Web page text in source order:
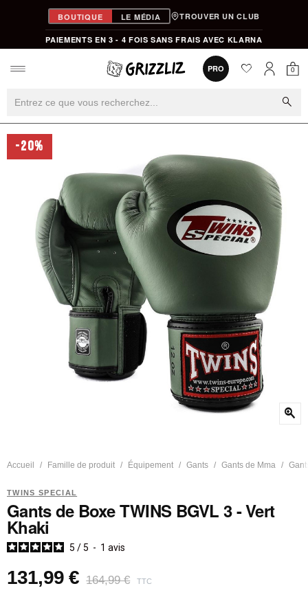
BOUTIQUE LE MÉDIA TROUVER UN CLUB
PAIEMENTS EN 3 - 4 FOIS SANS FRAIS AVEC KLARNA
PRO favorite0
0
search
-20%
zoom_in
Accueil Famille de produit Équipement Gants Gants de Mma
TWINS SPECIAL
Gants de Boxe TWINS BGVL 3 - Vert
Khaki
5 /5 - 1 avis
131,99 € 164,99 € TTC